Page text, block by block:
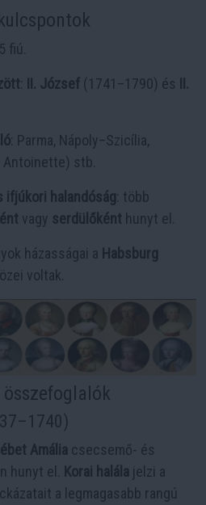
fiú.
II. József (1741–1790) és II.
: Parma, Nápoly–Szicília,
Antoinette) stb.
ifjúkori halandóság : több
vagy serdülőként hunyt el.
házasságai a Habsburg
voltak.
Amália csecsemő- és
hunyt el. Korai halála jelzi a
a legmagasabb rangú